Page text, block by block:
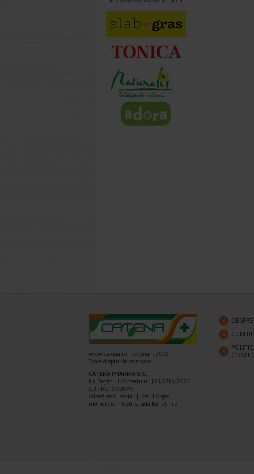
www.catena.ro - copyright 2026,
Toate drepturile rezervate
CATENA PHARMA SRL
Nr. Registrul Comerţului: J03/2710/2023
CUI: RO 3008793
Adresă sediu social: judetul Argeş,
municipiul Piteşti, strada Banat nr.2
CUM